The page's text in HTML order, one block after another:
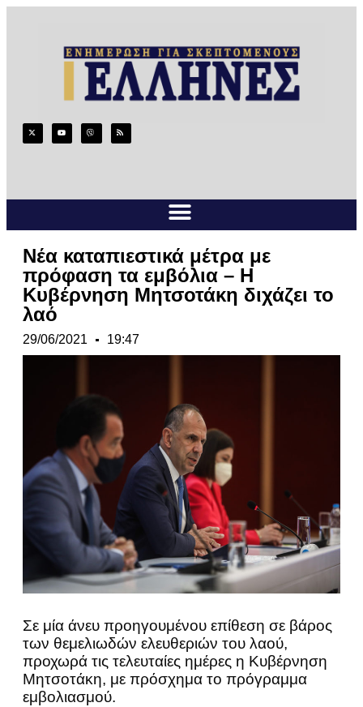
Νέα καταπιεστικά μέτρα με
πρόφαση τα εμβόλια – Η
Κυβέρνηση Μητσοτάκη διχάζει το
λαό
29/06/2021 19:47
Σε μία άνευ προηγουμένου επίθεση σε βάρος
των θεμελιωδών ελευθεριών του λαού,
προχωρά τις τελευταίες ημέρες η Κυβέρνηση
Μητσοτάκη, με πρόσχημα το πρόγραμμα
εμβολιασμού.